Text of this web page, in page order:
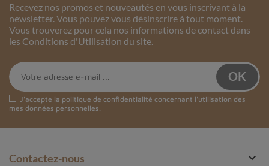
Recevez nos promos et nouveautés en vous inscrivant à la
newsletter. Vous pouvez vous désinscrire à tout moment.
Vous trouverez pour cela nos informations de contact dans
les Conditions d'Utilisation du site.
J'accepte la politique de confidentialité concernant l'utilisation des
mes données personnelles.
Contactez-nous 